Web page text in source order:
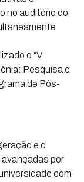
no auditório do
o “V
Pesquisa e
de Pós-
e o
por
com